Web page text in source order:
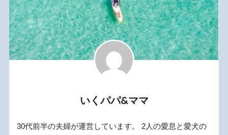
いくパパ&ママ
30代前半の夫婦が運営しています。 2人の愛息と愛犬の